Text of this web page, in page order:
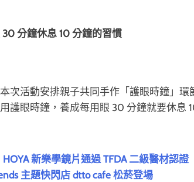
分鐘休息 10 分鐘的習慣
次活動安排親子共同手作「護眼時鐘」
護眼時鐘，養成每用眼 30 分鐘就要休息
新樂學鏡片通過 TFDA 二級醫材認證
主題快閃店 dtto cafe 松菸登場